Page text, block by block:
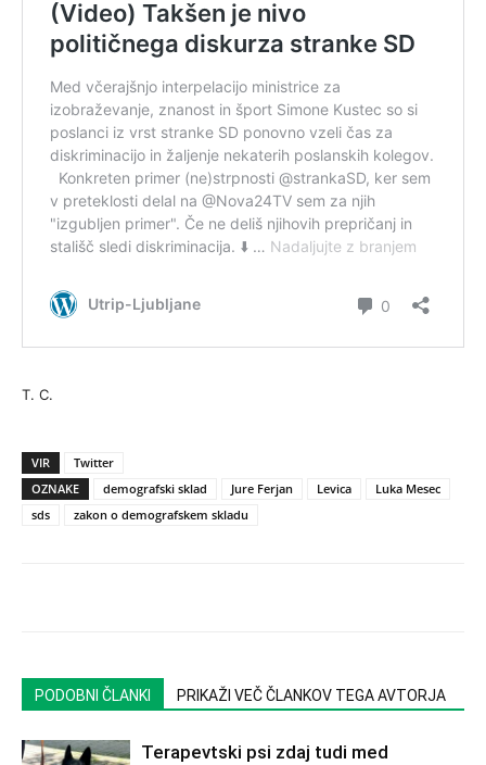
T. C.
VIR
Twitter
OZNAKE
demografski sklad Jure Ferjan Levica
Luka Mesec
sds
zakon o demografskem skladu
PODOBNI ČLANKI PRIKAŽI VEČ ČLANKOV TEGA AVTORJA
Terapevtski psi zdaj tudi med